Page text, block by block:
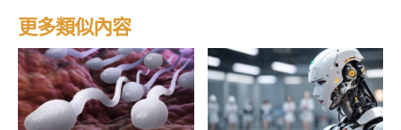
更多類似內容